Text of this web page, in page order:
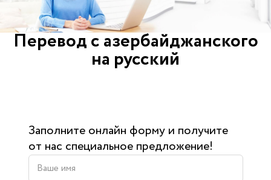
Перевод с азербайджанского
на русский
Заполните онлайн форму и получите
от нас специальное предложение!